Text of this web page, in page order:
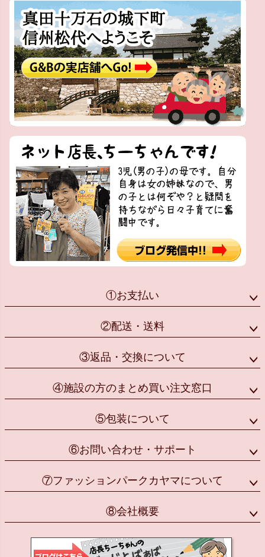
①お支払い
②配送・送料
③返品・交換について
④施設の方のまとめ買い注文窓口
⑤包装について
⑥お問い合わせ・サポート
⑦ファッションパークカヤマについて
⑧会社概要